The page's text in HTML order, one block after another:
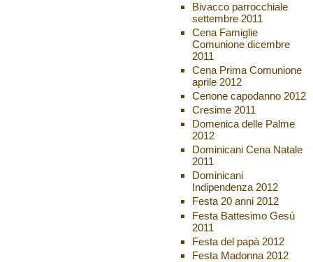
Bivacco parrocchiale
settembre 2011
Cena Famiglie
Comunione dicembre
2011
Cena Prima Comunione
aprile 2012
Cenone capodanno 2012
Cresime 2011
Domenica delle Palme
2012
Dominicani Cena Natale
2011
Dominicani
Indipendenza 2012
Festa 20 anni 2012
Festa Battesimo Gesù
2011
Festa del papà 2012
Festa Madonna 2012